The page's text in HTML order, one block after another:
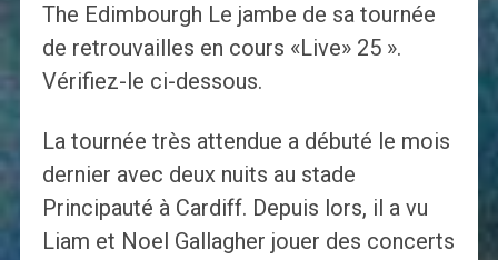
The Edimbourgh Le jambe de sa tournée
de retrouvailles en cours «Live» 25 ».
Vérifiez-le ci-dessous.
La tournée très attendue a débuté le mois
dernier avec deux nuits au stade
Principauté à Cardiff. Depuis lors, il a vu
Liam et Noel Gallagher jouer des concerts